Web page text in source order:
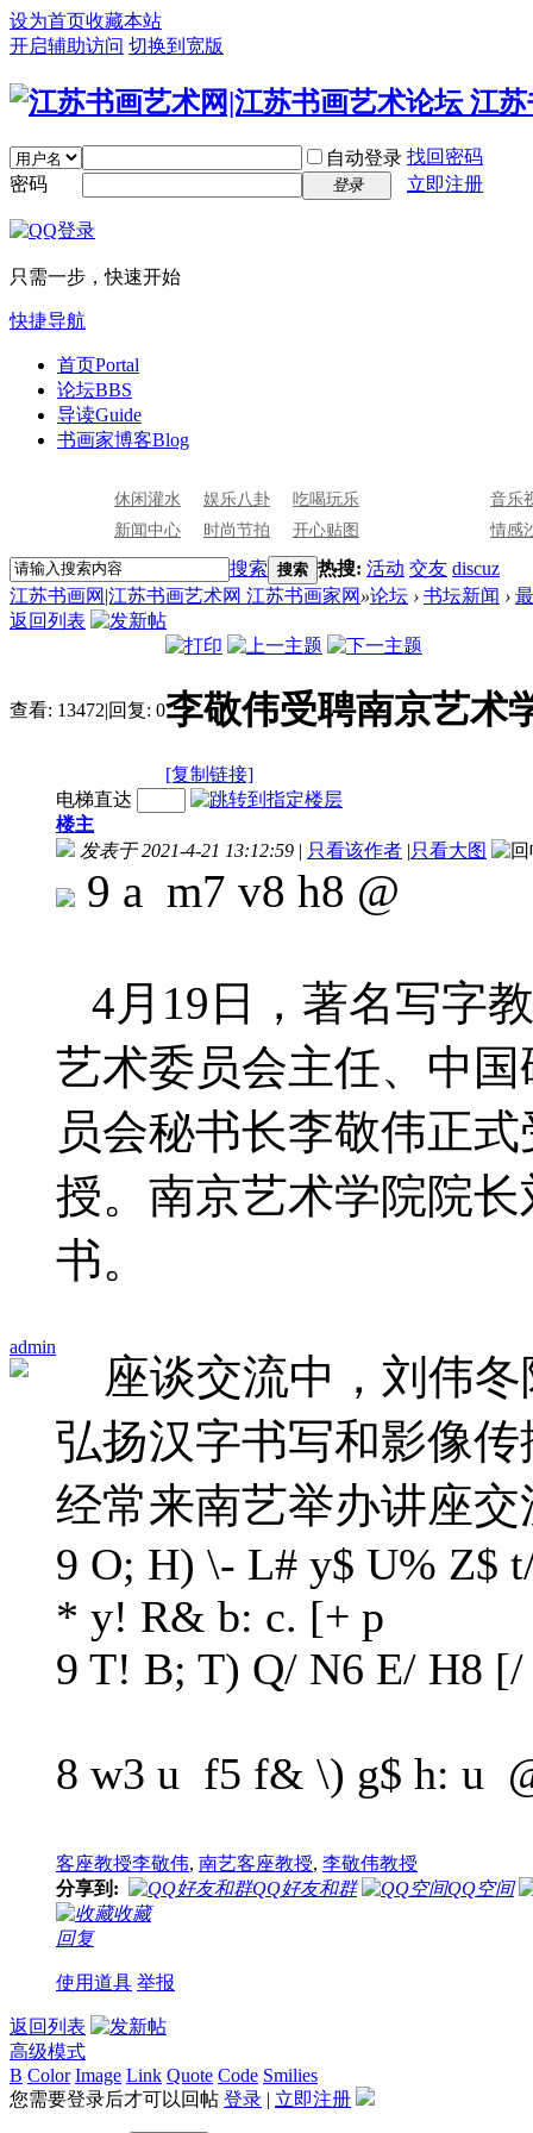
设为首页收藏本站
开启辅助访问 切换到宽版
自动登录 找回密码
密码
登录 立即注册
只需一步，快速开始
快捷导航
首页Portal
论坛BBS
导读Guide
书画家博客Blog
休闲灌水 娱乐八卦
吃喝玩乐
新闻中心
时尚节拍 开心贴图
音乐
情感
搜索 搜索 热搜: 活动 交友 discuz
江苏书画网|江苏书画艺术网 江苏书画家网 »论坛 › 书坛新闻 ›
返回列表
查看: 13472|回复: 0李敬伟受聘南京艺术
[复制链接]
admin
电梯直达
楼主
发表于 2021-4-21 13:12:59 | 只看该作者 |只看大图
9 a m7 v8 h8 @
4月19日，著名写字
艺术委员会主任、中
员会秘书长李敬伟正
授。南京艺术学院院
书。
座谈交流中，刘伟冬
弘扬汉字书写和影像
经常来南艺举办讲座交
9 O; H) \- L# y$ U% Z$
* y! R& b: c. [+ p
9 T! B; T) Q/ N6 E/ H8
8 w3 u f5 f& \) g$ h: u
客座教授李敬伟, 南艺客座教授, 李敬伟教授
分享到:
QQ好友和群
QQ空间
收藏
回复
使用道具 举报
返回列表
高级模式
B Color Image Link Quote Code Smilies
您需要登录后才可以回帖 登录 | 立即注册